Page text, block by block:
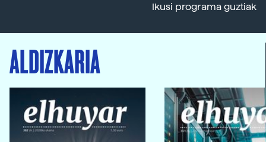
Ikusi programa guztiak
ALDIZKARIA